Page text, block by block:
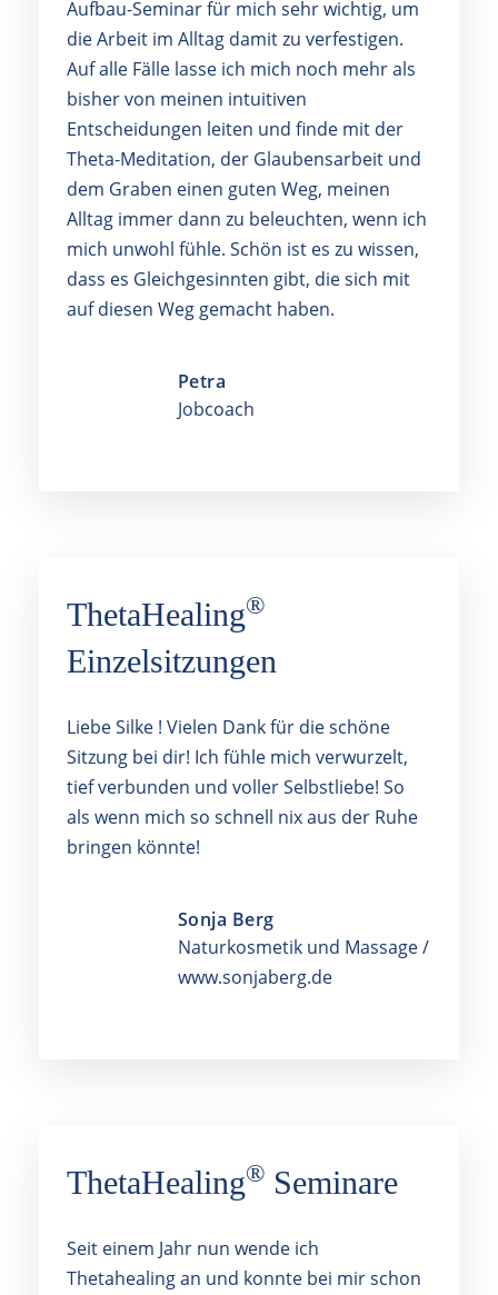
Aufbau-Seminar für mich sehr wichtig, um
die Arbeit im Alltag damit zu verfestigen.
Auf alle Fälle lasse ich mich noch mehr als
bisher von meinen intuitiven
Entscheidungen leiten und finde mit der
Theta-Meditation, der Glaubensarbeit und
dem Graben einen guten Weg, meinen
Alltag immer dann zu beleuchten, wenn ich
mich unwohl fühle. Schön ist es zu wissen,
dass es Gleichgesinnten gibt, die sich mit
auf diesen Weg gemacht haben.
Petra
Jobcoach
ThetaHealing®
Einzelsitzungen
Liebe Silke ! Vielen Dank für die schöne
Sitzung bei dir! Ich fühle mich verwurzelt,
tief verbunden und voller Selbstliebe! So
als wenn mich so schnell nix aus der Ruhe
bringen könnte!
Sonja Berg
Naturkosmetik und Massage /
www.sonjaberg.de
ThetaHealing® Seminare
Seit einem Jahr nun wende ich
Thetahealing an und konnte bei mir schon